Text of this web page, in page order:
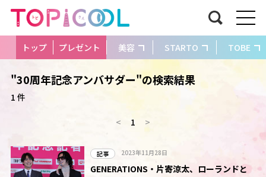
トップ プレゼント 美容 STARTO TOBE
"30周年記念アンバサダー"の検索結果
1 件
< 1 >
記事 2023年11月28日
GENERATIONS・片寄涼太、ローランドと